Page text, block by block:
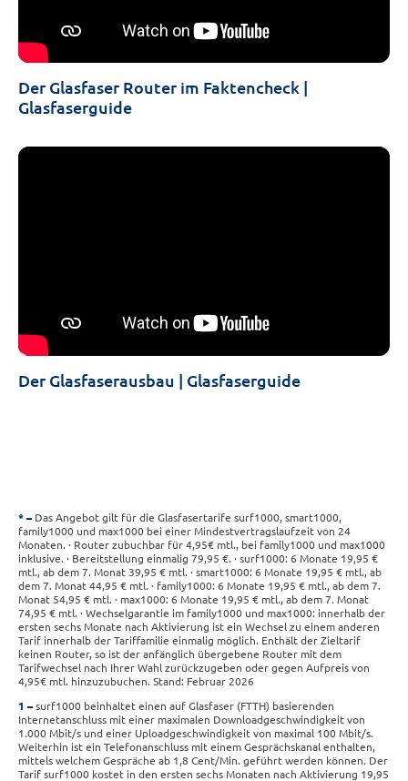
Der Glasfaser Router im Faktencheck |
Glasfaserguide
Der Glasfaserausbau | Glasfaserguide
*
Das Angebot gilt für die Glasfasertarife surf1000, smart1000,
family1000 und max1000 bei einer Mindestvertragslaufzeit von 24
Monaten. · Router zubuchbar für 4,95€ mtl., bei family1000 und max1000
inklusive. · Bereitstellung einmalig 79,95 €. · surf1000: 6 Monate 19,95 €
mtl., ab dem 7. Monat 39,95 € mtl. · smart1000: 6 Monate 19,95 € mtl., ab
dem 7. Monat 44,95 € mtl. · family1000: 6 Monate 19,95 € mtl., ab dem 7.
Monat 54,95 € mtl. · max1000: 6 Monate 19,95 € mtl., ab dem 7. Monat
74,95 € mtl. · Wechselgarantie im family1000 und max1000: innerhalb der
ersten sechs Monate nach Aktivierung ist ein Wechsel zu einem anderen
Tarif innerhalb der Tariffamilie einmalig möglich. Enthält der Zieltarif
keinen Router, so ist der anfänglich übergebene Router mit dem
Tarifwechsel nach Ihrer Wahl zurückzugeben oder gegen Aufpreis von
4,95€ mtl. hinzuzubuchen. Stand: Februar 2026
1
surf1000 beinhaltet einen auf Glasfaser (FTTH) basierenden
Internetanschluss mit einer maximalen Downloadgeschwindigkeit von
1.000 Mbit/s und einer Uploadgeschwindigkeit von maximal 100 Mbit/s.
Weiterhin ist ein Telefonanschluss mit einem Gesprächskanal enthalten,
mittels welchem Gespräche ab 1,8 Cent/Min. geführt werden können. Der
Tarif surf1000 kostet in den ersten sechs Monaten nach Aktivierung 19,95